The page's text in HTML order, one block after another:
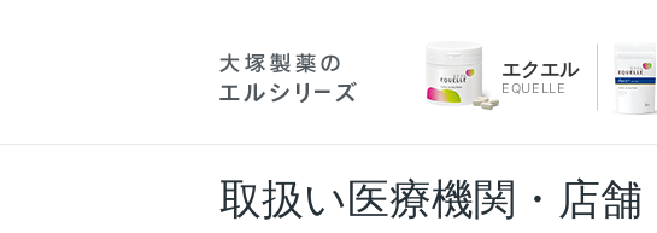
エクエル
EQUELLE
取扱い医療機関・店舗